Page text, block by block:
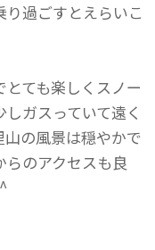
過ごすとえらいこ
ても楽しくスノー
ガスっていて遠く
の風景は穏やかで
のアクセスも良